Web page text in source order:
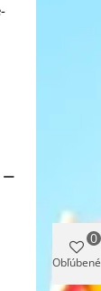
Obľúbené
0